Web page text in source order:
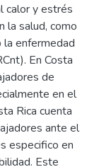
calor y estrés
la salud, como
enfermedad
En Costa
de
en el
Rica cuenta
ante el
especifico en
Este